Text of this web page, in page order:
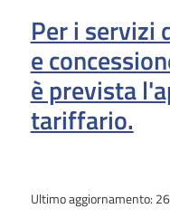
Per i servizi
e
è prevista
tariffario.
Ultimo aggiornamento: